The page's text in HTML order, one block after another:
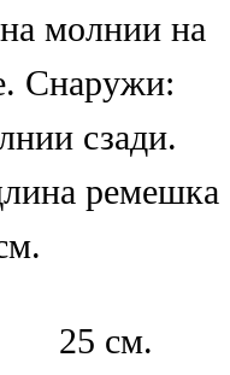
молнии на
Снаружи:
сзади.
ремешка
25 см.